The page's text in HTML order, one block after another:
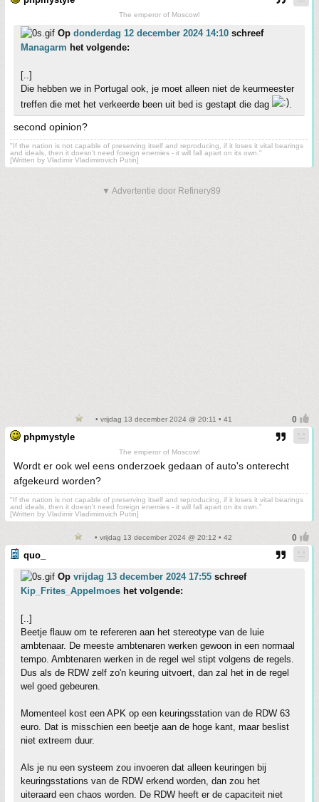
The emperor of Moscow!
Op donderdag 12 december 2024 14:10 schreef
Managarm het volgende:
[..]
Die hebben we in Portugal ook, je moet alleen niet de keurmeester
treffen die met het verkeerde been uit bed is gestapt die dag
.
second opinion?
"If the nation is not capable of preserving itself and reproducing, if it loses it vital bearings
and ideals, then it doesn't need foreign enemies - it will fall apart on its own."
[Written by Vladimir Vladimirovich Putin]
▼ Advertentie door Refinery89
• vrijdag 13 december 2024 @ 20:11 • 41
phpmystyle
The emperor of Moscow!
Wordt er ook wel eens onderzoek gedaan of auto's onterecht
afgekeurd worden?
"If the nation is not capable of preserving itself and reproducing, if it loses it vital bearings
and ideals, then it doesn't need foreign enemies - it will fall apart on its own."
[Written by Vladimir Vladimirovich Putin]
• vrijdag 13 december 2024 @ 20:12 • 42
quo_
Op vrijdag 13 december 2024 17:55 schreef
Kip_Frites_Appelmoes het volgende:
[..]
Beetje flauw om te refereren aan het stereotype van de luie
ambtenaar. De meeste ambtenaren werken gewoon in een normaal
tempo. Ambtenaren werken in de regel wel stipt volgens de regels.
Dus als de RDW zelf zo'n keuring uitvoert, dan zal het in de regel
wel goed gebeuren.
Momenteel kost een APK op een keuringsstation van de RDW 63
euro. Dat is misschien een beetje aan de hoge kant, maar beslist
niet extreem duur.
Als je nu een systeem zou invoeren dat alleen keuringen bij
keuringsstations van de RDW erkend worden, dan zou het
uiteraard een chaos worden. De RDW heeft er de capaciteit niet